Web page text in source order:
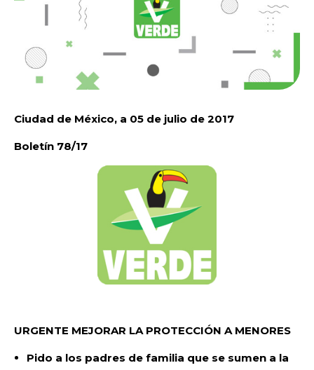
Ciudad de México, a 05 de julio de 2017
Boletín 78/17
URGENTE MEJORAR LA PROTECCIÓN A MENORES
Pido a los padres de familia que se sumen a la